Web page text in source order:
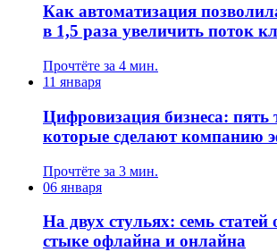
Как автоматизация
в 1,5 раза увеличить поток
Прочтёте за 4 мин.
11 января
Цифровизация бизнеса: пять
которые сделают компанию
Прочтёте за 3 мин.
06 января
На двух стульях: семь статей
стыке офлайна и онлайна